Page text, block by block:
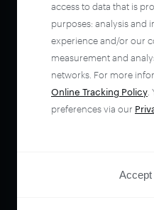
access to data that is
purposes: analysis and
experience and/or our
measurement and
networks. For more
Online Tracking Policy
preferences via our
Accept